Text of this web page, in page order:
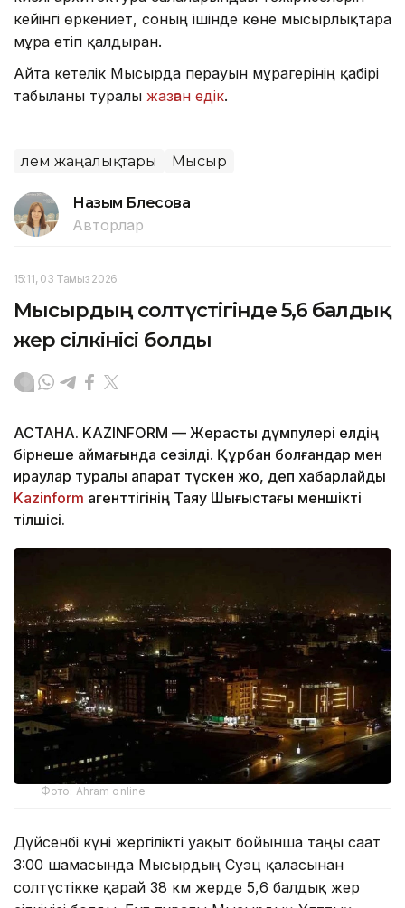
кейінгі өркениет, соның ішінде көне мысырлықтарға
мұра етіп қалдырған.
Айта кетелік Мысырда перғауын мұрагерінің қабірі
табылғаны туралы жазған едік.
Әлем жаңалықтары Мысыр
Назым Бөлесова
Авторлар
15:11, 03 Тамыз 2026
Мысырдың солтүстігінде 5,6 балдық
жер сілкінісі болды
АСТАНА. KAZINFORM — Жерасты дүмпулері елдің
бірнеше аймағында сезілді. Құрбан болғандар мен
қираулар туралы ақпарат түскен жоқ, деп хабарлайды
Kazinform агенттігінің Таяу Шығыстағы меншікті
тілшісі.
Фото: Ahram online
Дүйсенбі күні жергілікті уақыт бойынша таңғы сағат
3:00 шамасында Мысырдың Суэц қаласынан
солтүстікке қарай 38 км жерде 5,6 балдық жер